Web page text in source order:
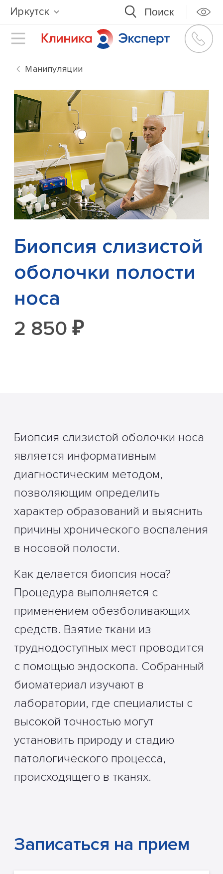
Иркутск
Манипуляции
Биопсия слизистой
оболочки полости
носа
2 850 ₽
Биопсия слизистой оболочки носа
является информативным
диагностическим методом,
позволяющим определить
характер образований и выяснить
причины хронического воспаления
в носовой полости.
Как делается биопсия носа?
Процедура выполняется с
применением обезболивающих
средств. Взятие ткани из
труднодоступных мест проводится
с помощью эндоскопа. Собранный
биоматериал изучают в
лаборатории, где специалисты с
высокой точностью могут
установить природу и стадию
патологического процесса,
происходящего в тканях.
Записаться на прием